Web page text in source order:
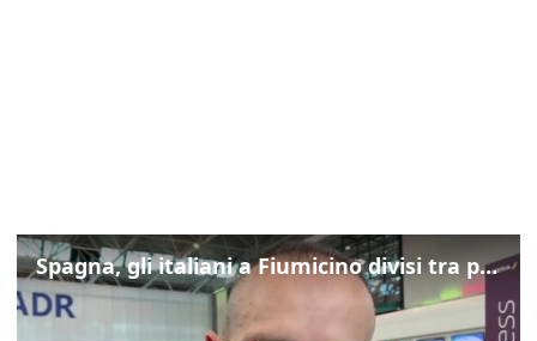
Spagna, gli italiani a Fiumicino divisi tra preoccupazione e dispiacere per i controlli